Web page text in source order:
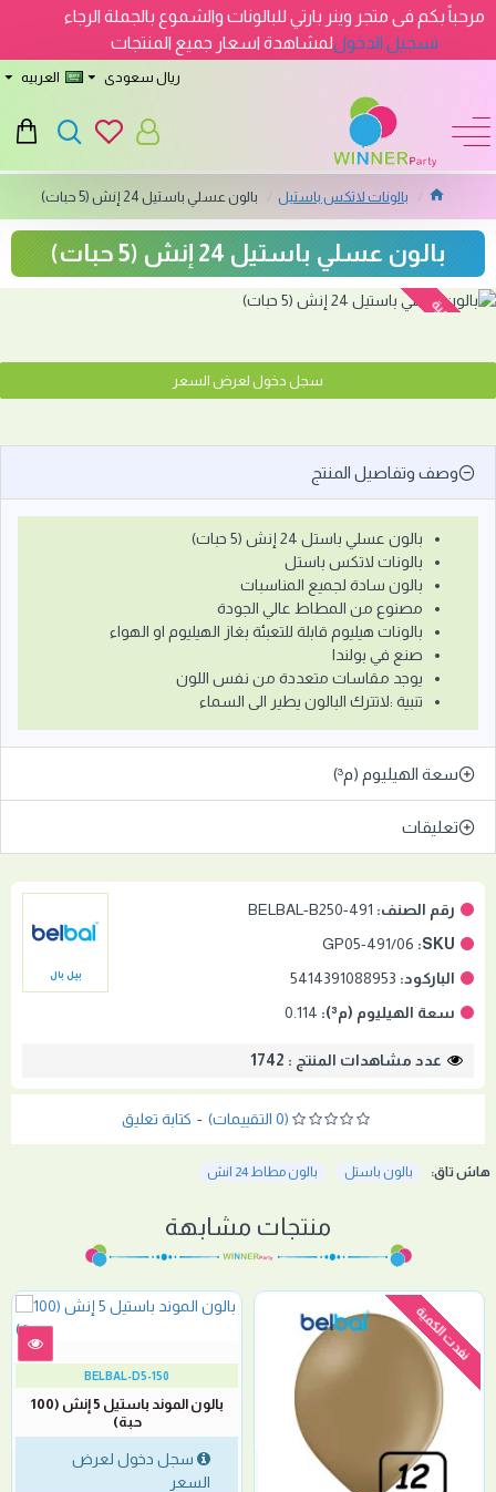
مرحباً بكم فى متجر وينر بارتي للبالونات والشموع بالجملة الرجاء
تسجيل الدخوللمشاهدة اسعار جميع المنتجات
ريال سعودى العربيه
بالونات لاتكس باستيل بالون عسلي باستيل 24 إنش (5 حبات)
بالون عسلي باستيل 24 إنش (5 حبات)
نفدت الكمية
رقم الصنف: BELBAL-B250-491
SKU:
GP05-491/06
الباركود: 5414391088953
سعة الهيليوم (م³):
0.114
بيل بال
عدد مشاهدات المنتج : 1742
(0 التقييمات) - كتابة تعليق
سجل دخول لعرض السعر
وصف وتفاصيل المنتج
بالون عسلي باستل 24 إنش (5 حبات)
بالونات لاتكس باستل
بالون سادة لجميع المناسبات
مصنوع من المطاط عالي الجودة
بالونات هيليوم قابلة للتعبئة بغاز الهيليوم او الهواء
صنع في بولندا
يوجد مقاسات متعددة من نفس اللون
تنبية :لاتترك البالون يطير الى السماء
سعة الهيليوم (م³)
تعليقات
هاش تاق: بالون باستل بالون مطاط 24 انش
منتجات مشابهة
نفدت الكمية
BELBAL-D5-150
بالون الموند باستيل 5 إنش (100
حبة)
سجل دخول لعرض
السعر